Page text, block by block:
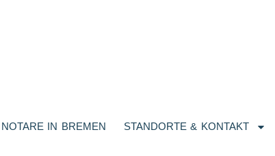
NOTARE IN BREMEN STANDORTE & KONTAKT